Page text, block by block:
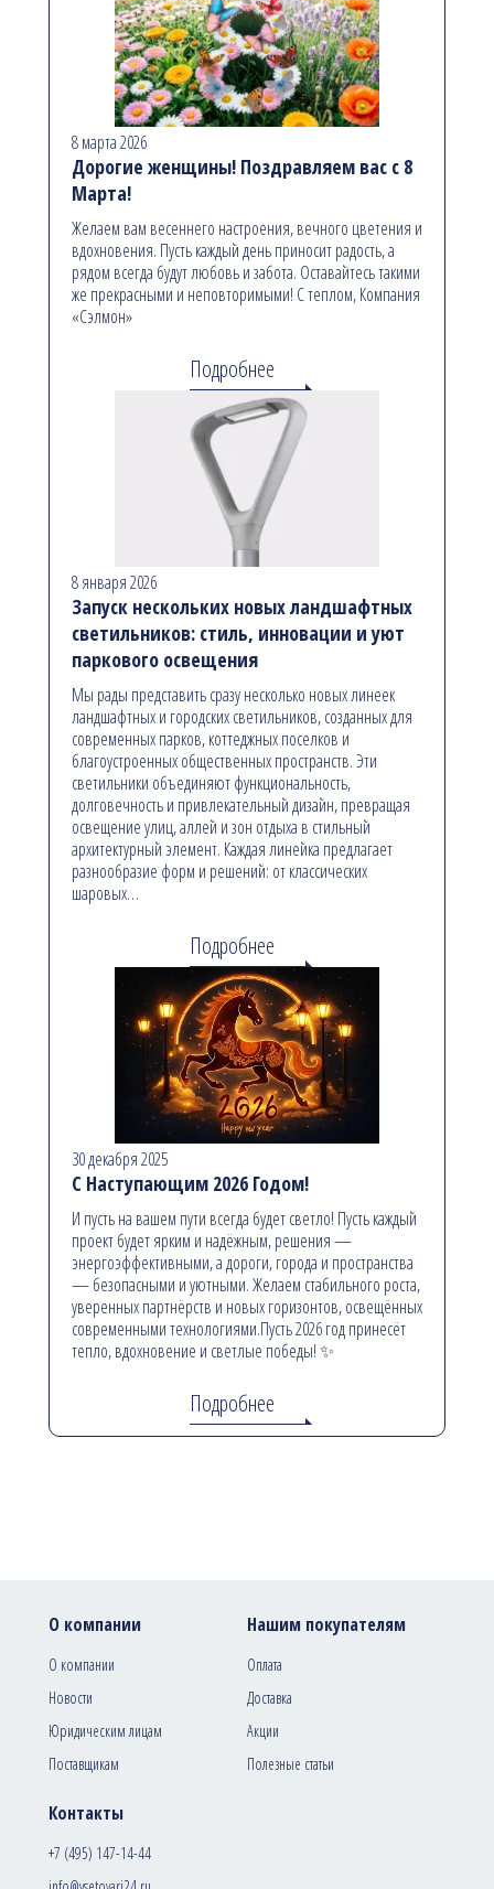
8 марта 2026
Дорогие женщины! Поздравляем вас с 8
Марта!
Желаем вам весеннего настроения, вечного цветения и
вдохновения. Пусть каждый день приносит радость, а
рядом всегда будут любовь и забота. Оставайтесь такими
же прекрасными и неповторимыми! С теплом, Компания
«Сэлмон»
Подробнее
8 января 2026
Запуск нескольких новых ландшафтных
светильников: стиль, инновации и уют
паркового освещения
Мы рады представить сразу несколько новых линеек
ландшафтных и городских светильников, созданных для
современных парков, коттеджных поселков и
благоустроенных общественных пространств. Эти
светильники объединяют функциональность,
долговечность и привлекательный дизайн, превращая
освещение улиц, аллей и зон отдыха в стильный
архитектурный элемент. Каждая линейка предлагает
разнообразие форм и решений: от классических
шаровых…
Подробнее
30 декабря 2025
С Наступающим 2026 Годом!
И пусть на вашем пути всегда будет светло! Пусть каждый
проект будет ярким и надёжным, решения —
энергоэффективными, а дороги, города и пространства
— безопасными и уютными. Желаем стабильного роста,
уверенных партнёрств и новых горизонтов, освещённых
современными технологиями.Пусть 2026 год принесёт
тепло, вдохновение и светлые победы! ✨
Подробнее
Контакты
+7 (495) 147-14-44
О компании
О компании
Новости
Юридическим лицам
Поставщикам
Нашим покупателям
Оплата
Доставка
Акции
Полезные статьи